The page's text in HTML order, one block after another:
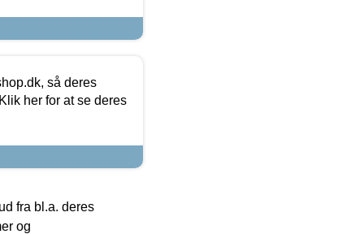
så deres
her for at se deres
fra bl.a. deres
og